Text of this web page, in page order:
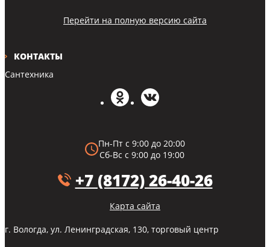
КОНТАКТЫ
Сантехника
Пн-Пт с 9:00 до 20:00
Сб-Вс с 9:00 до 19:00
+7 (8172) 26-40-26
Карта сайта
г. Вологда, ул. Ленинградская, 130, торговый центр
Перейти на полную версию сайта